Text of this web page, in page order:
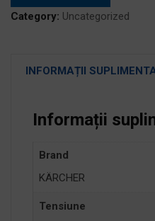
Category: Uncategorized
INFORMAȚII
Informații
Brand
KÄRCHER
Tensiune